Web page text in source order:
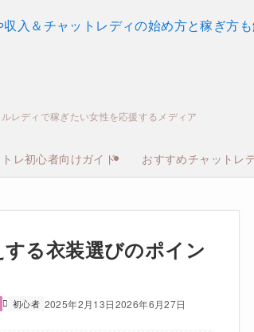
レディで稼ぎたい女性を応援するメディア
レ初心者向けガイド おすすめチャットレ
る衣装選びのポイン
初心者 2025年2月13日2026年6月27日